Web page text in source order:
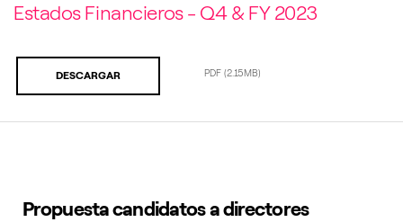
Estados Financieros - Q4 & FY 2023
PDF (2.15MB)
DESCARGAR
Propuesta candidatos a directores